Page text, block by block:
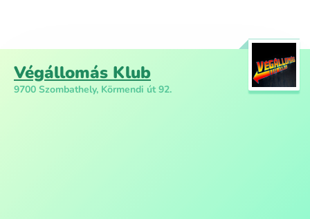
Végállomás Klub
9700 Szombathely, Körmendi út 92.